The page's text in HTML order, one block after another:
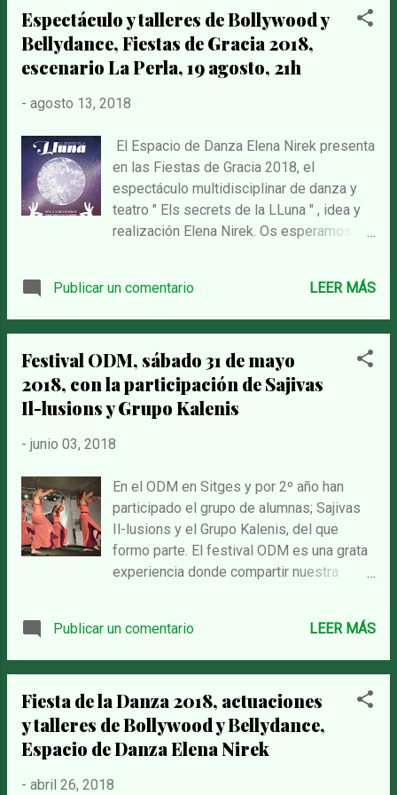
solistas pertenecientes a ambas
disciplinas, Bollywood y Danza Oriental.
En este festival se presentan a concurso
diferentes formaciones y es el público
quien con sus votaciones otorga los
Danza Elena Nirek, participamos,
igualmente como cada año, en la sección
de Bollywood: Sajiva Illusions, y en Danza
Oriental: Nawalis y Dun Tack Dance. De
esta manera despedimos el año
escena. Hemos aprendido y practicado
pasos hasta completar las coreografías
que presentamos en este festival, las ...
Espectáculo y talleres de Bollywood y
Bellydance, Fiestas de Gracia 2018,
escenario La Perla, 19 agosto, 21h
- agosto 13, 2018
El Espacio de Danza Elena Nirek presenta
en las Fiestas de Gracia 2018, el
espectáculo multidisciplinar de danza y
teatro " Els secrets de la LLuna " , idea y
realización Elena Nirek. Os esperamos en
agosto a las 21h, con actuaciones de
artistas invitados de Bollywood y
Bellydance, alumnas de la escuela y
algunas sorpresas. Artistas invitados:
Viktoria Jimenez
Lylith Luna
...
Publicar un comentario LEER MÁS
Festival ODM, sábado 31 de mayo
2018, con la participación de Sajivas
Il-lusions y Grupo Kalenis
- junio 03, 2018
En el ODM en Sitges y por 2º año han
participado el grupo de alumnas; Sajivas
Il-lusions y el Grupo Kalenis, del que
formo parte. El festival ODM es una grata
experiencia donde compartir nuestra
internacionales, asistir a workshops,
concursar en las diferentes categorías,
actuar y disfrutar en las galas. Os dejo
unas pequeñas muestras de las
actuaciones y de la entrega de premios
del concurso
...
Publicar un comentario LEER MÁS
Fiesta de la Danza 2018, actuaciones
y talleres de Bollywood y Bellydance,
Espacio de Danza Elena Nirek
- abril 26, 2018